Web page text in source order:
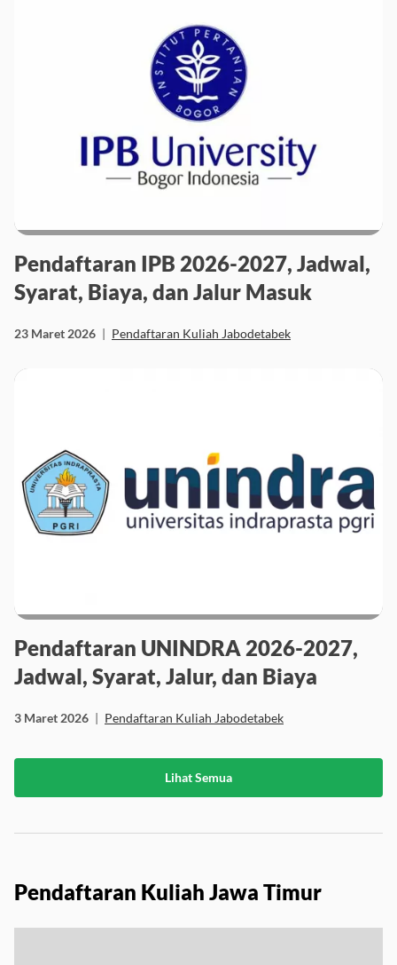
Pendaftaran IPB 2026-2027, Jadwal,
Syarat, Biaya, dan Jalur Masuk
23 Maret 2026 | Pendaftaran Kuliah Jabodetabek
Pendaftaran UNINDRA 2026-2027,
Jadwal, Syarat, Jalur, dan Biaya
3 Maret 2026 | Pendaftaran Kuliah Jabodetabek
Lihat Semua
Pendaftaran Kuliah Jawa Timur